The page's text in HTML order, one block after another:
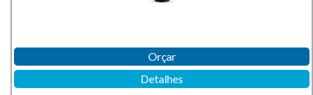
Orçar
Detalhes